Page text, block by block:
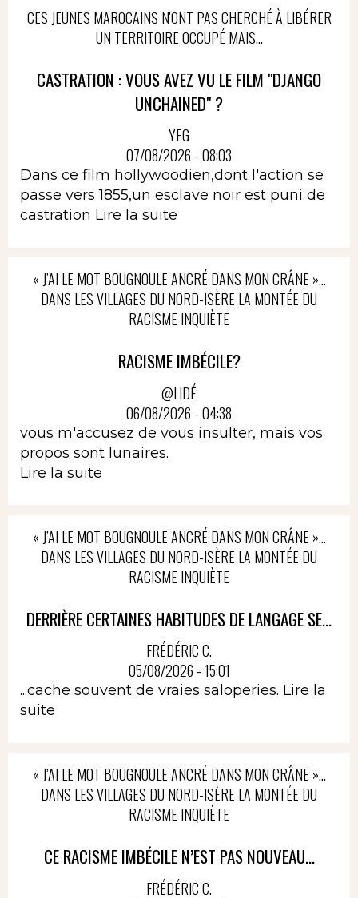
CES JEUNES MAROCAINS N'ONT PAS CHERCHÉ À LIBÉRER
UN TERRITOIRE OCCUPÉ MAIS...
CASTRATION : VOUS AVEZ VU LE FILM "DJANGO
UNCHAINED" ?
YEG
07/08/2026 - 08:03
Dans ce film hollywoodien,dont l'action se
passe vers 1855,un esclave noir est puni de
castration Lire la suite
« J’AI LE MOT BOUGNOULE ANCRÉ DANS MON CRÂNE »…
DANS LES VILLAGES DU NORD-ISÈRE LA MONTÉE DU
RACISME INQUIÈTE
RACISME IMBÉCILE?
@LIDÉ
06/08/2026 - 04:38
vous m'accusez de vous insulter, mais vos
propos sont lunaires.
Lire la suite
« J’AI LE MOT BOUGNOULE ANCRÉ DANS MON CRÂNE »…
DANS LES VILLAGES DU NORD-ISÈRE LA MONTÉE DU
RACISME INQUIÈTE
DERRIÈRE CERTAINES HABITUDES DE LANGAGE SE...
FRÉDÉRIC C.
05/08/2026 - 15:01
...cache souvent de vraies saloperies. Lire la
suite
« J’AI LE MOT BOUGNOULE ANCRÉ DANS MON CRÂNE »…
DANS LES VILLAGES DU NORD-ISÈRE LA MONTÉE DU
RACISME INQUIÈTE
CE RACISME IMBÉCILE N’EST PAS NOUVEAU...
FRÉDÉRIC C.